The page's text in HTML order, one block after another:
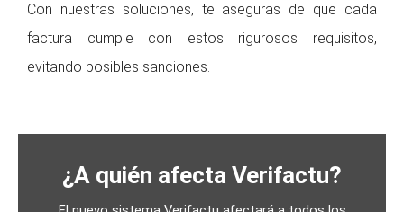
Con nuestras soluciones, te aseguras de que cada
factura cumple con estos rigurosos requisitos,
evitando posibles sanciones.
¿A quién afecta Verifactu?